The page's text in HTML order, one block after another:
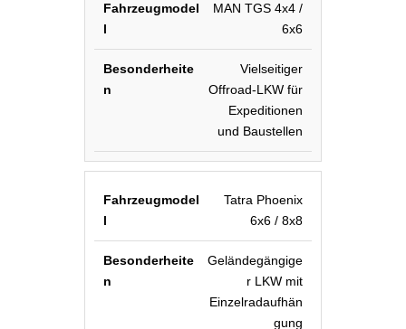
MAN TGS 4x4 /
6x6
Vielseitiger
Offroad-LKW für
Expeditionen
und Baustellen
Tatra Phoenix
6x6 / 8x8
Geländegängige
r LKW mit
Einzelradaufhän
gung